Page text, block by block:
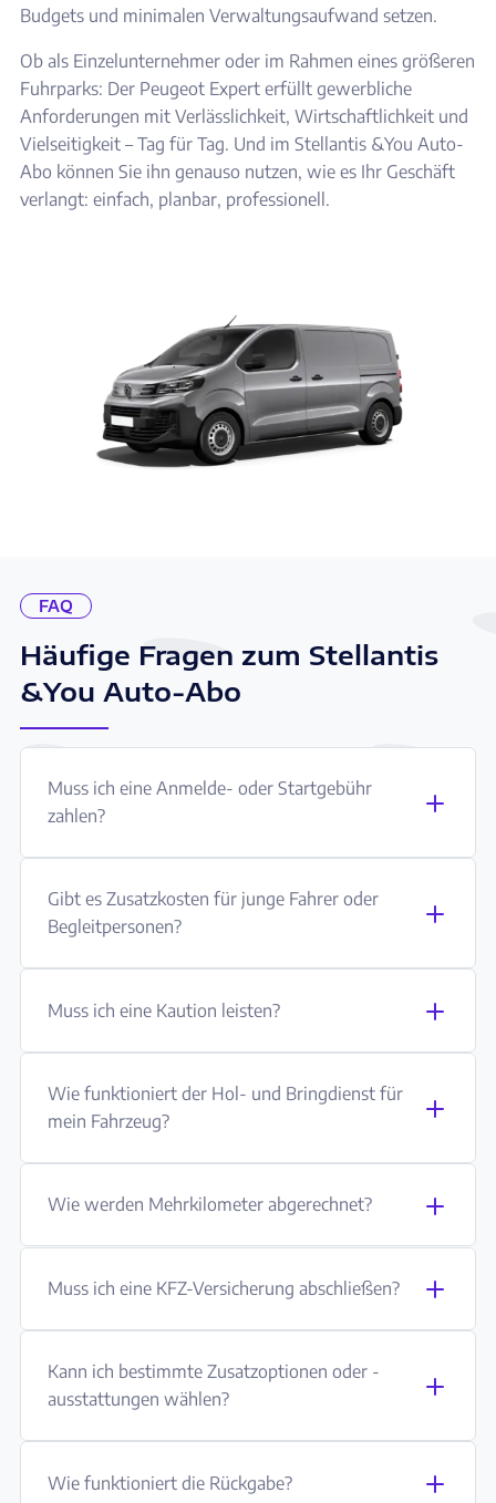
Budgets und minimalen Verwaltungsaufwand setzen.
Ob als Einzelunternehmer oder im Rahmen eines größeren
Fuhrparks: Der Peugeot Expert erfüllt gewerbliche
Anforderungen mit Verlässlichkeit, Wirtschaftlichkeit und
Vielseitigkeit – Tag für Tag. Und im Stellantis &You Auto-
Abo können Sie ihn genauso nutzen, wie es Ihr Geschäft
verlangt: einfach, planbar, professionell.
FAQ
Häufige Fragen zum Stellantis
&You Auto-Abo
Muss ich eine Anmelde- oder Startgebühr
zahlen?
Gibt es Zusatzkosten für junge Fahrer oder
Begleitpersonen?
Muss ich eine Kaution leisten?
Wie funktioniert der Hol- und Bringdienst für
mein Fahrzeug?
Wie werden Mehrkilometer abgerechnet?
Muss ich eine KFZ-Versicherung abschließen?
Kann ich bestimmte Zusatzoptionen oder -
ausstattungen wählen?
Wie funktioniert die Rückgabe?